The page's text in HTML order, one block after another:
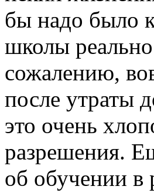
бы надо было
школы
сожалению,
после утраты
это очень
разрешения.
об обучении в